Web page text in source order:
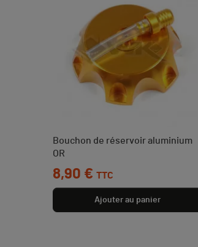
Bouchon de réservoir aluminium
OR
Prix
8,90 € TTC
Ajouter au panier